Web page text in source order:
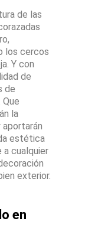
de las
los cercos
Y con
de
de
Que
la
estética
a cualquier
exterior.
en